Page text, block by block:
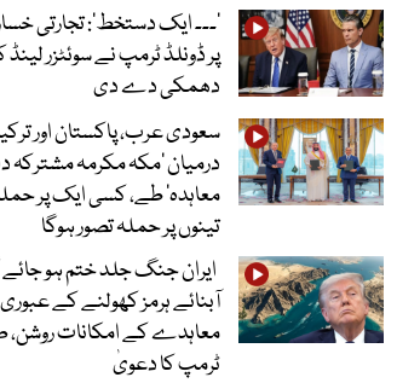
’۔۔۔ ایک دستخط‘: تجارتی
پر ڈونلڈ ٹرمپ نے سوئٹزر لینڈ
دھمکی دے دی
سعودی عرب، پاکستان اور
درمیان ’مکہ مکرمہ مشترکہ
معاہدہ‘ طے، کسی ایک پر
تینوں پر حملہ تصور ہوگا
ایران جنگ جلد ختم ہو
آبنائے ہرمز کھولنے کے عبوری
معاہدے کے امکانات روشن،
ٹرمپ کا دعویٰ